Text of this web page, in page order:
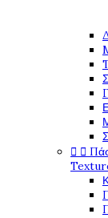
 